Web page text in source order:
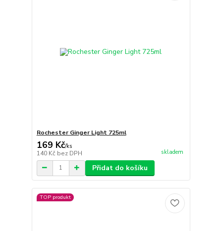
Rochester Ginger Light 725ml
169 Kč/ks
140 Kč bez DPH skladem
Přidat do košíku
TOP produkt